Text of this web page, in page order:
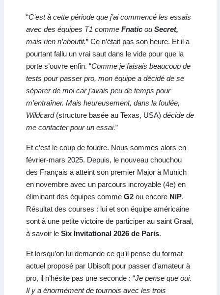
“C’est à cette période que j’ai commencé les essais
avec des équipes T1 comme Fnatic ou Secret,
mais rien n’aboutit.” Ce n’était pas son heure. Et il a
pourtant fallu un vrai saut dans le vide pour que la
porte s’ouvre enfin. “Comme je faisais beaucoup de
tests pour passer pro, mon équipe a décidé de se
séparer de moi car j’avais peu de temps pour
m’entraîner. Mais heureusement, dans la foulée,
Wildcard (structure basée au Texas, USA) décide de
me contacter pour un essai.”
Et c’est le coup de foudre. Nous sommes alors en
février-mars 2025. Depuis, le nouveau chouchou
des Français a atteint son premier Major à Munich
en novembre avec un parcours incroyable (4e) en
éliminant des équipes comme G2 ou encore NiP.
Résultat des courses : lui et son équipe américaine
sont à une petite victoire de participer au saint Graal,
à savoir le Six Invitational 2026 de Paris.
Et lorsqu’on lui demande ce qu’il pense du format
actuel proposé par Ubisoft pour passer d’amateur à
pro, il n’hésite pas une seconde : “Je pense que oui.
Il y a énormément de tournois avec les trois